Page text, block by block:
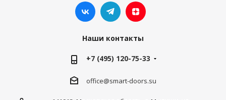
Наши контакты
+7 (495) 120-75-33
office@smart-doors.su